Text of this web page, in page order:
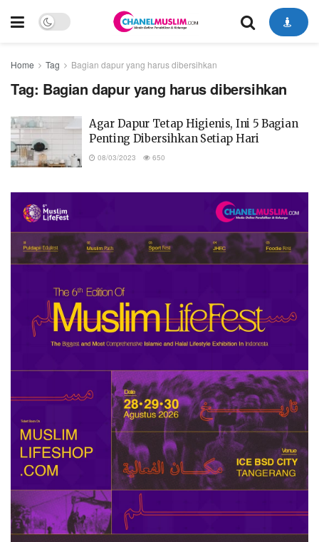
Home Tag Bagian dapur yang harus dibersihkan
Tag: Bagian dapur yang harus dibersihkan
Agar Dapur Tetap Higienis, Ini 5 Bagian
Penting Dibersihkan Setiap Hari
08/03/2023 650